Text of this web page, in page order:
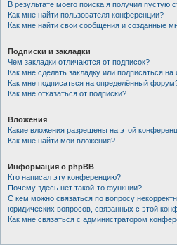
В результате моего поиска я получил пустую
Как мне найти пользователя конференции?
Как мне найти свои сообщения и созданные
Подписки и закладки
Чем закладки отличаются от подписок?
Как мне сделать закладку или подписаться
Как мне подписаться на определённый
Как мне отказаться от подписки?
Вложения
Какие вложения разрешены на этой
Как мне найти мои вложения?
Информация о phpBB
Кто написал эту конференцию?
Почему здесь нет такой-то функции?
С кем можно связаться по вопросу
юридических вопросов, связанных с этой
Как мне связаться с администратором